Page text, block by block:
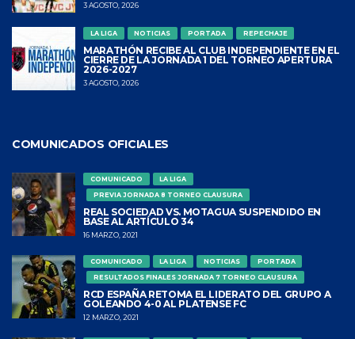
3 AGOSTO, 2026
LA LIGA NOTICIAS PORTADA REPECHAJE
MARATHÓN RECIBE AL CLUB INDEPENDIENTE EN EL
CIERRE DE LA JORNADA 1 DEL TORNEO APERTURA
2026-2027
3 AGOSTO, 2026
COMUNICADOS OFICIALES
COMUNICADO
LA LIGA
PREVIA JORNADA 8 TORNEO CLAUSURA
REAL SOCIEDAD VS. MOTAGUA SUSPENDIDO EN
BASE AL ARTÍCULO 34
16 MARZO, 2021
COMUNICADO LA LIGA NOTICIAS
PORTADA
RESULTADOS FINALES JORNADA 7 TORNEO CLAUSURA
RCD ESPAÑA RETOMA EL LIDERATO DEL GRUPO A
GOLEANDO 4-0 AL PLATENSE FC
12 MARZO, 2021